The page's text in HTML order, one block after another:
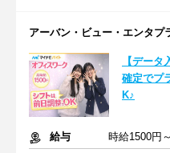
アーバン・ビュー・エンタプ
【デー
確定でプ
K♪
給与
時給1500円